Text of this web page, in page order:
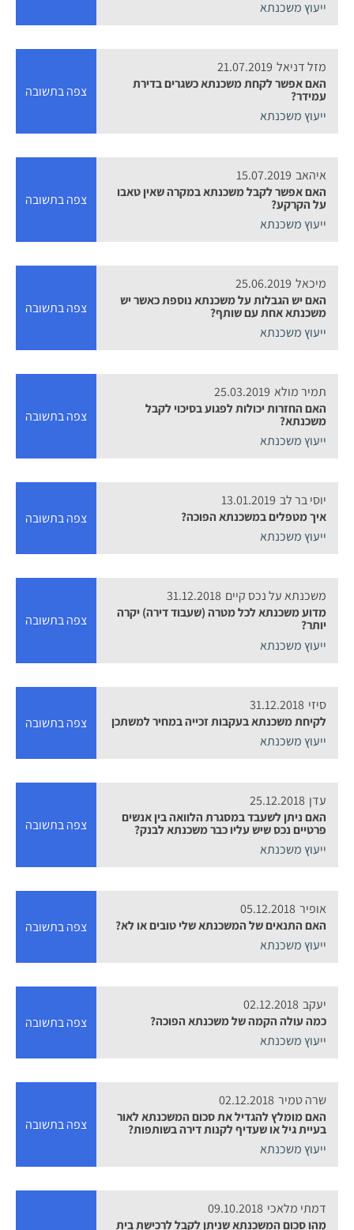
ייעוץ משכנתא
מזל דניאל 21.07.2019
האם אפשר לקחת משכנתא כשגרים בדירת
עמידר?
ייעוץ משכנתא
צפה בתשובה
איהאב 15.07.2019
האם אפשר לקבל משכנתא במקרה שאין טאבו
על הקרקע?
ייעוץ משכנתא
צפה בתשובה
מיכאל 25.06.2019
האם יש הגבלות על משכנתא נוספת כאשר יש
משכנתא אחת עם שותף?
ייעוץ משכנתא
צפה בתשובה
תמיר מולא 25.03.2019
האם החזרות יכולות לפגוע בסיכוי לקבל
משכנתא?
ייעוץ משכנתא
צפה בתשובה
יוסי בר לב 13.01.2019
איך מטפלים במשכנתא הפוכה?
ייעוץ משכנתא
צפה בתשובה
משכנתא על נכס קיים 31.12.2018
מדוע משכנתא לכל מטרה (שעבוד דירה) יקרה
יותר?
ייעוץ משכנתא
צפה בתשובה
סיזי 31.12.2018
לקיחת משכנתא בעקבות זכייה במחיר למשתכן
ייעוץ משכנתא
צפה בתשובה
עדן 25.12.2018
האם ניתן לשעבד במסגרת הלוואה בין אנשים
פרטיים נכס שיש עליו כבר משכנתא לבנק?
ייעוץ משכנתא
צפה בתשובה
אופיר 05.12.2018
האם התנאים של המשכנתא שלי טובים או לא?
ייעוץ משכנתא
צפה בתשובה
יעקב 02.12.2018
כמה עולה הקמה של משכנתא הפוכה?
ייעוץ משכנתא
צפה בתשובה
שרה טמיר 02.12.2018
האם מומלץ להגדיל את סכום המשכנתא לאור
בעיית גיל או שעדיף לקנות דירה בשותפות?
ייעוץ משכנתא
צפה בתשובה
דמתי מלאכי 09.10.2018
מהו סכום המשכנתא שניתן לקבל לרכישת בית